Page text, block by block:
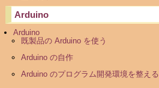
Arduino
Arduino
既製品の Arduino を使う
Arduino の自作
Arduino のプログラム開発環境を整える